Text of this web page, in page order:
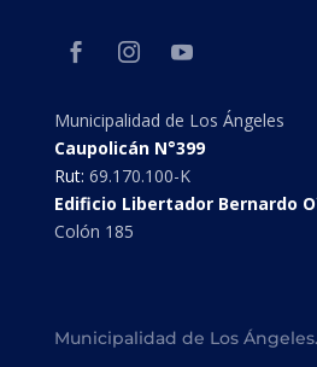
Municipalidad de Los Ángeles
Caupolicán N°399
Rut: 69.170.100-K
Edificio Libertador Bernardo
Colón 185
Municipalidad de Los Ángeles.